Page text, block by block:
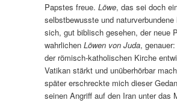
Papstes freue.Löwe, das sei doch
selbstbewusste und naturverbundene
sich, gut biblisch gesehen, der neue
wahrlichenLöwen von Juda,
der römisch-katholischen Kirche
Vatikan stärkt und unüberhörbar
später erschreckte mich dieser
seinen Angriff auf den Iran unter das